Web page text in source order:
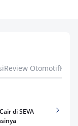
Review Otomotif
di SEVA